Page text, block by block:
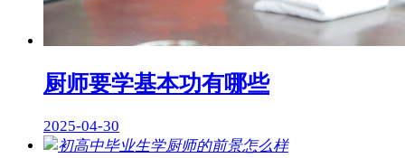
厨师要学基本功有哪些
2025-04-30